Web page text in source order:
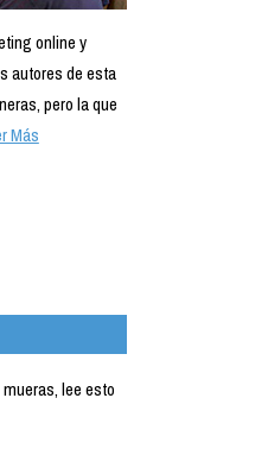
online y
autores de esta
pero la que
Más
lee esto